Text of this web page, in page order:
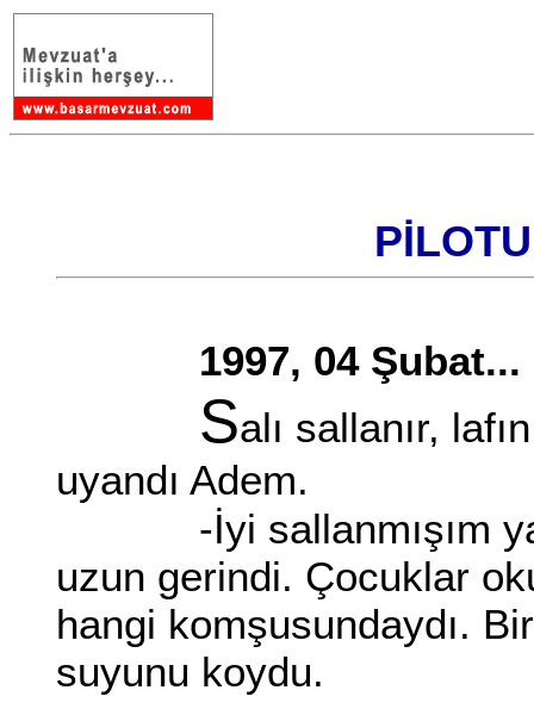
1997, 04 Şubat...
Salı sallanır,
uyandı Adem.
-İyi sallanmışım
uzun gerindi. Çocuklar
hangi komşusundaydı.
suyunu koydu.